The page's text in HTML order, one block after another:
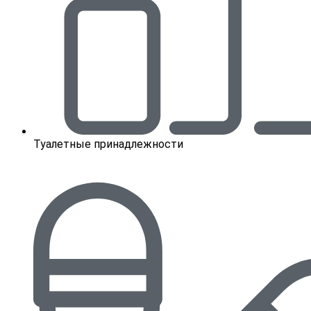
Туалетные принадлежности